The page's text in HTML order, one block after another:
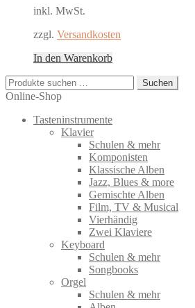
inkl. MwSt.
zzgl. Versandkosten
In den Warenkorb
Suchen
nach:
Suchen
Online-Shop
Tasteninstrumente
Klavier
Schulen & mehr
Komponisten
Klassische Alben
Jazz, Blues & more
Gemischte Alben
Film, TV & Musical
Vierhändig
Zwei Klaviere
Keyboard
Schulen & mehr
Songbooks
Orgel
Schulen & mehr